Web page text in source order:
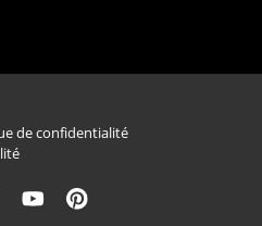
de page
de confidentialité